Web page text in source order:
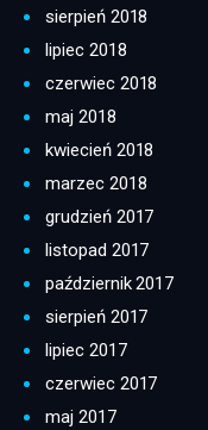
sierpień 2018
lipiec 2018
czerwiec 2018
maj 2018
kwiecień 2018
marzec 2018
grudzień 2017
listopad 2017
październik 2017
sierpień 2017
lipiec 2017
czerwiec 2017
maj 2017